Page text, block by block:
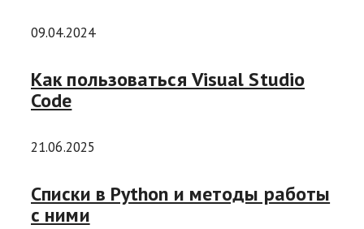
09.04.2024
Как пользоваться Visual Studio
Code
21.06.2025
Списки в Python и методы работы
с ними